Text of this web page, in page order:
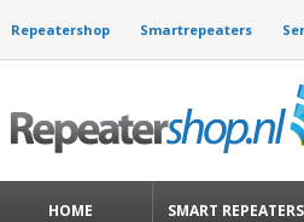
Repeatershop Smartrepeaters
HOME SMART REPEATERS